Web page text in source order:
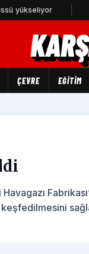
Karşıyaka
ÇEVRE EĞİTİM